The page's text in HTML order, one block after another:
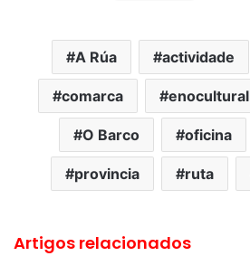
A Rúa actividade
comarca enocultural
O Barco oficina
provincia ruta
Artigos relacionados